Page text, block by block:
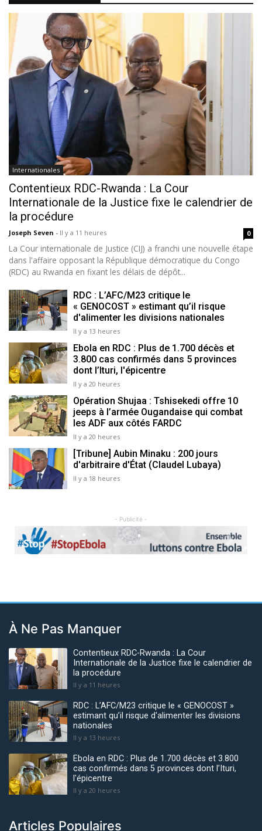
Internationales
Contentieux RDC-Rwanda : La Cour
Internationale de la Justice fixe le calendrier de
la procédure
Joseph Seven - Il y a 11 heures 0
La Cour internationale de Justice (CIJ) a franchi une nouvelle étape
dans l'affaire opposant la République démocratique du Congo
(RDC) au Rwanda en fixant les délais de dépôt...
RDC : L’AFC/M23 critique le
« GENOCOST » estimant qu’il risque
d'alimenter les divisions nationales
Il y a 13 heures
Ebola en RDC : Plus de 1.700 décès et
3.800 cas confirmés dans 5 provinces
dont l’Ituri, l'épicentre
Il y a 20 heures
Opération Shujaa : Tshisekedi offre 10
jeeps à l’armée Ougandaise qui combat
les ADF aux côtés FARDC
Il y a 20 heures
[Tribune] Aubin Minaku : 200 jours
d'arbitraire d'État (Claudel Lubaya)
Il y a 18 heures
- Publicité -
Previous Next
À Ne Pas Manquer
Contentieux RDC-Rwanda : La Cour
Internationale de la Justice fixe le calendrier de
la procédure
Il y a 11 heures
RDC : L’AFC/M23 critique le « GENOCOST »
estimant qu’il risque d'alimenter les divisions
nationales
Il y a 13 heures
Ebola en RDC : Plus de 1.700 décès et 3.800
cas confirmés dans 5 provinces dont l’Ituri,
l'épicentre
Il y a 20 heures
Articles Populaires